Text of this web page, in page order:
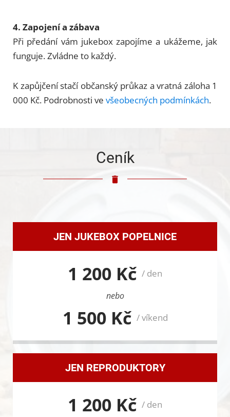
4. Zapojení a zábava
Při předání vám jukebox zapojíme a ukážeme, jak
funguje. Zvládne to každý.
K zapůjčení stačí občanský průkaz a vratná záloha 1
000 Kč. Podrobnosti ve všeobecných podmínkách.
Ceník
JEN JUKEBOX POPELNICE
1 200 Kč / den
nebo
1 500 Kč / víkend
JEN REPRODUKTORY
1 200 Kč / den